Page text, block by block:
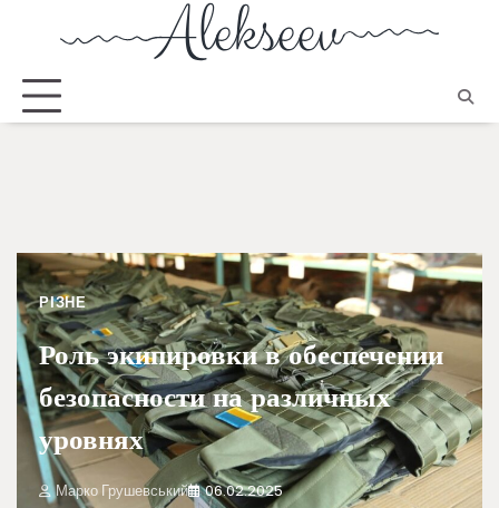
РІЗНЕ
Роль экипировки в обеспечении
безопасности на различных
уровнях
Марко Грушевський 06.02.2025